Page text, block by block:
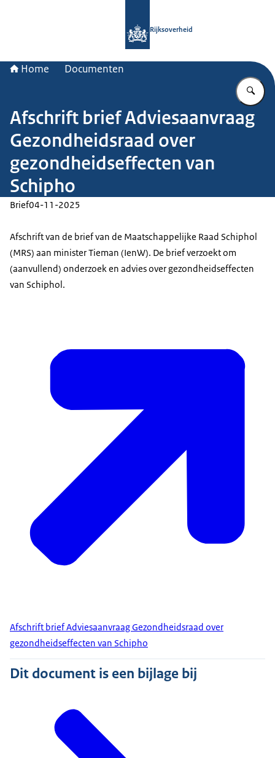
Rijksoverheid
Home Documenten
Afschrift brief Adviesaanvraag
Gezondheidsraad over
gezondheidseffecten van
Schipho
Brief04-11-2025
Afschrift van de brief van de Maatschappelijke Raad Schiphol
(MRS) aan minister Tieman (IenW). De brief verzoekt om
(aanvullend) onderzoek en advies over gezondheidseffecten
van Schiphol.
Afschrift brief Adviesaanvraag Gezondheidsraad over
gezondheidseffecten van Schipho
Dit document is een bijlage bij